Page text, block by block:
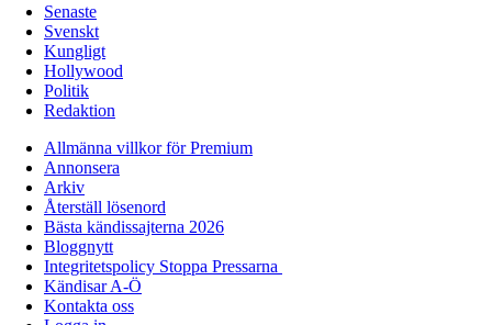
Senaste
Svenskt
Kungligt
Hollywood
Politik
Redaktion
Allmänna villkor för Premium
Annonsera
Arkiv
Återställ lösenord
Bästa kändissajterna 2026
Bloggnytt
Integritetspolicy Stoppa Pressarna
Kändisar A-Ö
Kontakta oss